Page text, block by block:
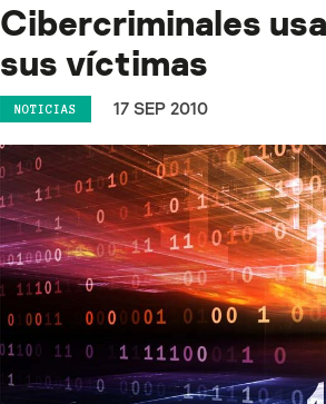
Cibercriminales
sus víctimas
NOTICIAS 17 SEP 2010